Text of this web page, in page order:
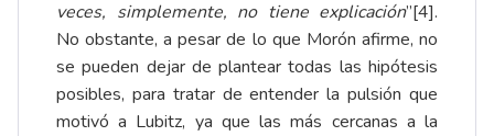
veces, simplemente, no tiene explicación”[4].
No obstante, a pesar de lo que Morón afirme, no
se pueden dejar de plantear todas las hipótesis
posibles, para tratar de entender la pulsión que
motivó a Lubitz, ya que las más cercanas a la